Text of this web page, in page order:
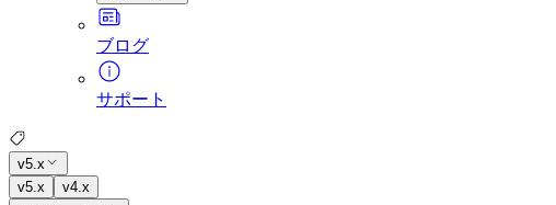
ブログ
サポート
v5.x
v5.x
v4.x